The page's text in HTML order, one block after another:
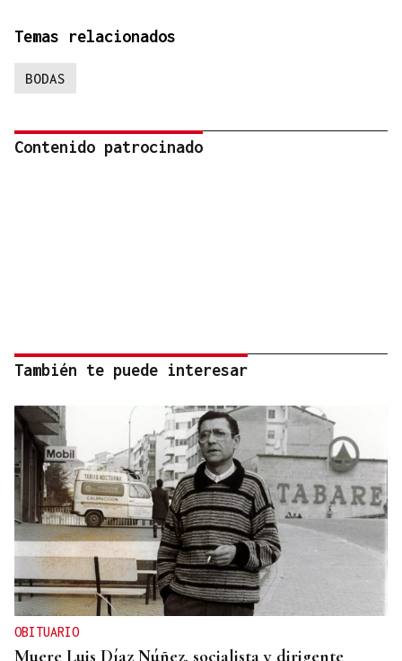
Temas relacionados
BODAS
Contenido patrocinado
También te puede interesar
OBITUARIO